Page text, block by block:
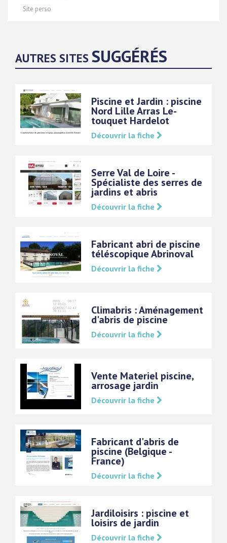
Site perso
AUTRES SITES SUGGÉRÉS
Piscine et Jardin : piscine
Nord Lille Arras Le-
touquet Hardelot
Découvrir la fiche
Serre Val de Loire -
Spécialiste des serres de
jardins et abris
Découvrir la fiche
Fabricant abri de piscine
téléscopique Abrinoval
Découvrir la fiche
Climabris : Aménagement
d'abris de piscine
Découvrir la fiche
Vente Materiel piscine,
arrosage jardin
Découvrir la fiche
Fabricant d'abris de
piscine (Belgique -
France)
Découvrir la fiche
Jardiloisirs : piscine et
loisirs de jardin
Découvrir la fiche